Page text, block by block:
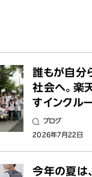
ブログ
2026年7月22日
誰もが自分
社会へ。楽
すインクル
今年の夏は